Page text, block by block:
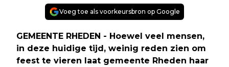
Voeg toe als voorkeursbron op Google
GEMEENTE RHEDEN - Hoewel veel mensen,
in deze huidige tijd, weinig reden zien om
feest te vieren laat gemeente Rheden haar